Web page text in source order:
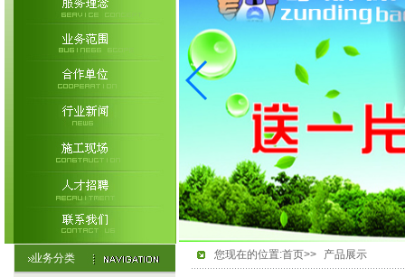
业务分类 您现在的位置:首页>> 产品展示